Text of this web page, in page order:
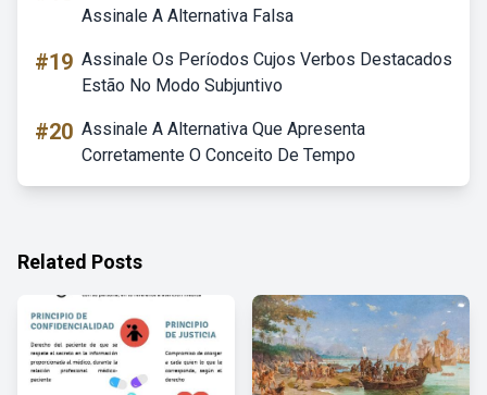
Assinale A Alternativa Falsa
#19 Assinale Os Períodos Cujos Verbos Destacados
Estão No Modo Subjuntivo
#20 Assinale A Alternativa Que Apresenta
Corretamente O Conceito De Tempo
Related Posts